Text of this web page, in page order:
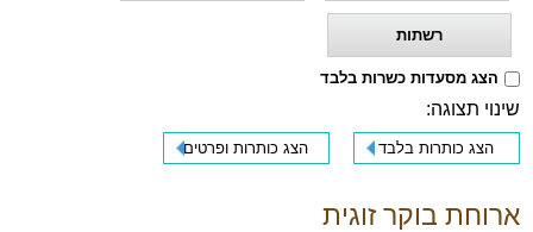
רשתות
הצג מסעדות כשרות בלבד
שינוי תצוגה:
הצג כותרות בלבד הצג כותרות ופרטים
ארוחת בוקר זוגית